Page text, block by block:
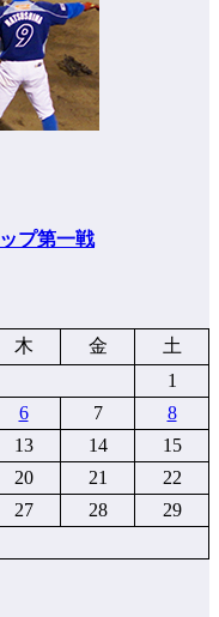
プ第一戦
木 金
土
1
6 7
8
13 14
15
20 21
22
27 28
29